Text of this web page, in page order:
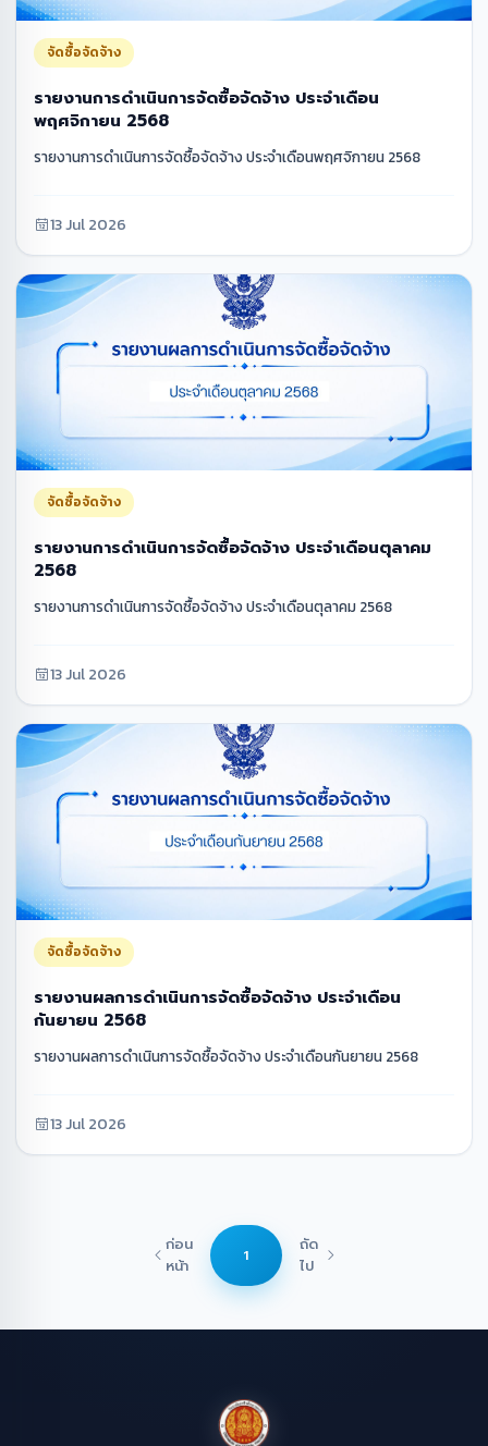
จัดซื้อจัดจ้าง
รายงานการดำเนินการจัดซื้อจัดจ้าง ประจำเดือน
พฤศจิกายน 2568
รายงานการดำเนินการจัดซื้อจัดจ้าง ประจำเดือนพฤศจิกายน 2568
13 Jul 2026
จัดซื้อจัดจ้าง
รายงานการดำเนินการจัดซื้อจัดจ้าง ประจำเดือนตุลาคม
2568
รายงานการดำเนินการจัดซื้อจัดจ้าง ประจำเดือนตุลาคม 2568
13 Jul 2026
จัดซื้อจัดจ้าง
รายงานผลการดำเนินการจัดซื้อจัดจ้าง ประจำเดือน
กันยายน 2568
รายงานผลการดำเนินการจัดซื้อจัดจ้าง ประจำเดือนกันยายน 2568
13 Jul 2026
ก่อน
หน้า
1
ถัด
ไป